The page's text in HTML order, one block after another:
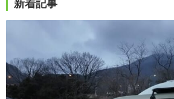
新着記事